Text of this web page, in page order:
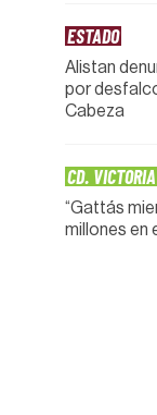
ESTADO
Alistan
por
Cabeza
CD. VICTORIA
“Gattás
millones en